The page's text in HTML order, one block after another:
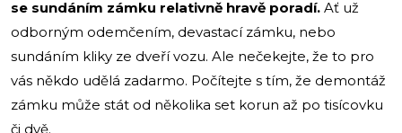
se sundáním zámku relativně hravě poradí. Ať už
odborným odemčením, devastací zámku, nebo
sundáním kliky ze dveří vozu. Ale nečekejte, že to pro
vás někdo udělá zadarmo. Počítejte s tím, že demontáž
zámku může stát od několika set korun až po tisícovku
či dvě.